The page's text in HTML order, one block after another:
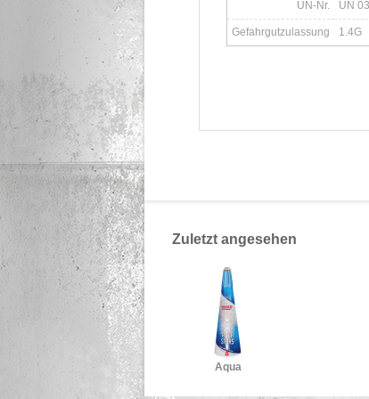
UN-Nr. UN
Gefahrgutzulassung 1.4G
Zuletzt angesehen
Aqua